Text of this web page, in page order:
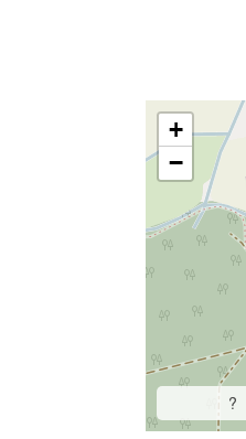
+
−
?